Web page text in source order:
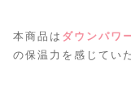
本商品は ダウンパワ
の保温力を感じてい